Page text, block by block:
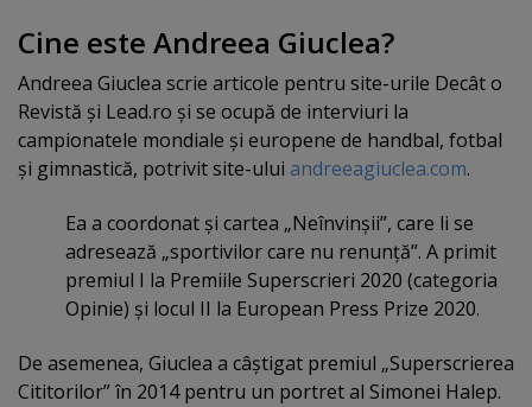
Cine este Andreea Giuclea?
Andreea Giuclea scrie articole pentru site-urile Decât o
Revistă şi Lead.ro şi se ocupă de interviuri la
campionatele mondiale şi europene de handbal, fotbal
şi gimnastică, potrivit site-ului andreeagiuclea.com.
Ea a coordonat şi cartea „Neînvinşii”, care li se
adresează „sportivilor care nu renunţă”. A primit
premiul I la Premiile Superscrieri 2020 (categoria
Opinie) şi locul II la European Press Prize 2020.
De asemenea, Giuclea a câştigat premiul „Superscrierea
Cititorilor” în 2014 pentru un portret al Simonei Halep.